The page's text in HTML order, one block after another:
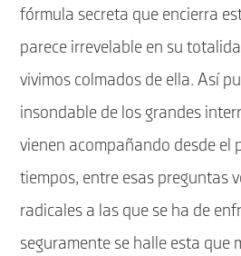
fórmula secreta que encierra
parece irrevelable en su
vivimos colmados de ella. Así
insondable de los grandes
vienen acompañando desde el
tiempos, entre esas preguntas
radicales a las que se ha de
seguramente se halle esta que